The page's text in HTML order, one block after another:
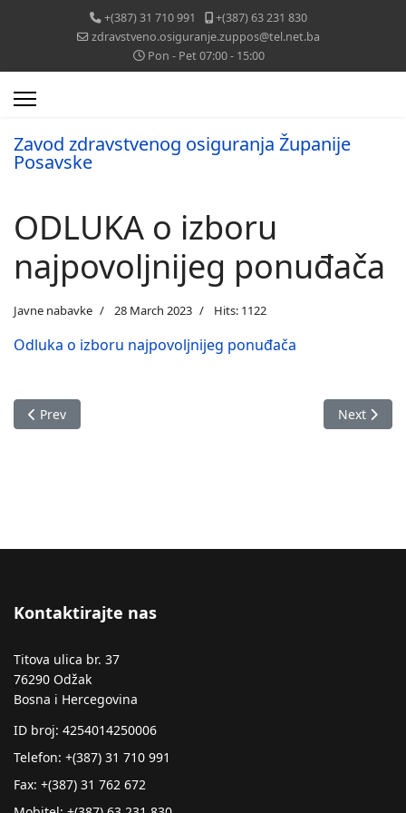
+(387) 31 710 991
+(387) 63 231 830
zdravstveno.osiguranje.zuppos@tel.net.ba
Pon - Pet 07:00 - 15:00
Zavod zdravstvenog osiguranja Županije
Posavske
ODLUKA o izboru
najpovoljnijeg ponuđača
Javne nabavke 28 March 2023 Hits: 1122
Odluka o izboru najpovoljnijeg ponuđača
Previous article: Plan javnih nabava Zavoda zdravstvenog
Prev Next
Next
Kontaktirajte nas
Titova ulica br. 37
76290 Odžak
Bosna i Hercegovina
ID broj: 4254014250006
Telefon: +(387) 31 710 991
Fax: +(387) 31 762 672